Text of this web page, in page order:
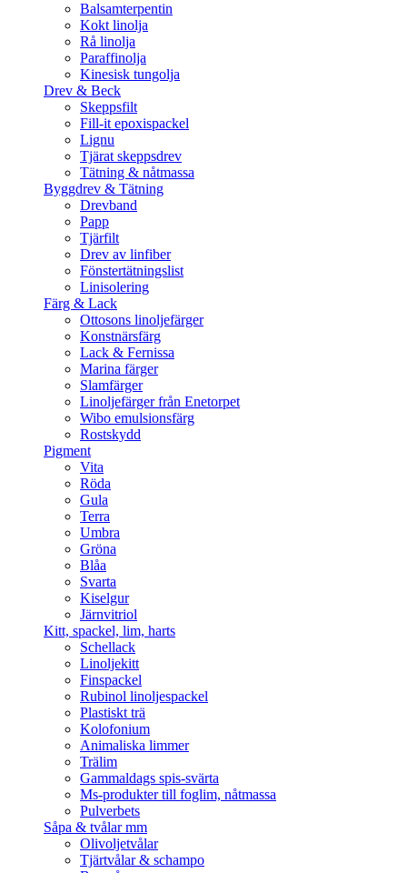
Balsamterpentin
Kokt linolja
Rå linolja
Paraffinolja
Kinesisk tungolja
Drev & Beck
Skeppsfilt
Fill-it epoxispackel
Lignu
Tjärat skeppsdrev
Tätning & nåtmassa
Byggdrev & Tätning
Drevband
Papp
Tjärfilt
Drev av linfiber
Fönstertätningslist
Linisolering
Färg & Lack
Ottosons linoljefärger
Konstnärsfärg
Lack & Fernissa
Marina färger
Slamfärger
Linoljefärger från Enetorpet
Wibo emulsionsfärg
Rostskydd
Pigment
Vita
Röda
Gula
Terra
Umbra
Gröna
Blåa
Svarta
Kiselgur
Järnvitriol
Kitt, spackel, lim, harts
Schellack
Linoljekitt
Finspackel
Rubinol linoljespackel
Plastiskt trä
Kolofonium
Animaliska limmer
Trälim
Gammaldags spis-svärta
Ms-produkter till foglim, nåtmassa
Pulverbets
Såpa & tvålar mm
Olivoljetvålar
Tjärtvålar & schampo